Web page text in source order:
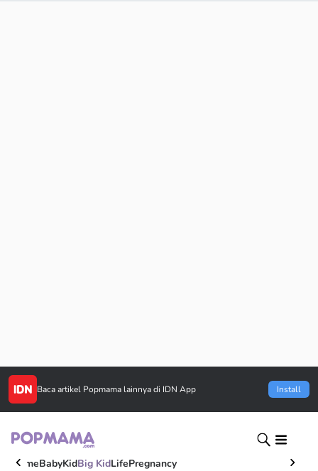
Baca artikel Popmama lainnya di IDN App Install
HomeBabyKidBig KidLifePregnancy